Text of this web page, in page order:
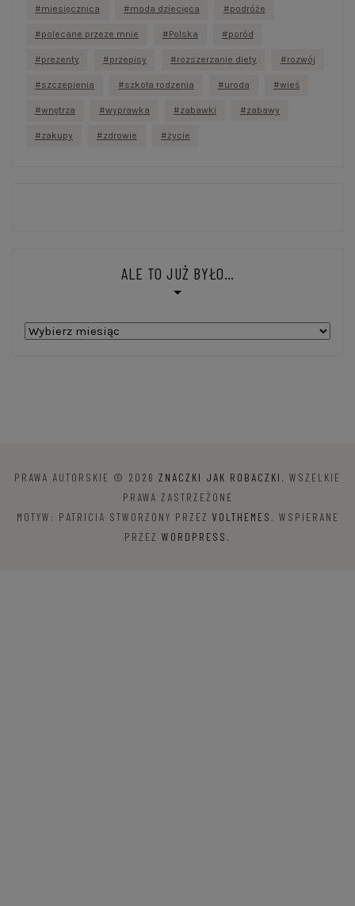
miesięcznica moda dziecięca podróże
polecane przeze mnie Polska poród
prezenty przepisy rozszerzanie diety rozwój
szczepienia szkoła rodzenia uroda wieś
wnętrza wyprawka zabawki zabawy
zakupy zdrowie życie
ALE TO JUŻ BYŁO…
Ale
PRAWA AUTORSKIE © 2026 ZNACZKI JAK ROBACZKI . WSZELKIE
PRAWA ZASTRZEŻONE
MOTYW: PATRICIA STWORZONY PRZEZ VOLTHEMES . WSPIERANE
PRZEZ WORDPRESS .